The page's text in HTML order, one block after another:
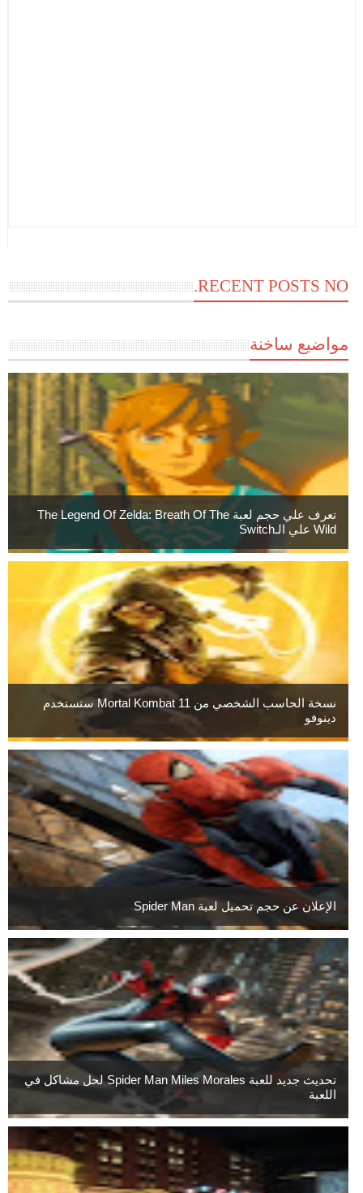
RECENT POSTS NO.
مواضيع ساخنة
تعرف علي حجم لعبة The Legend Of Zelda: Breath Of The
Wild علي الـSwitch
نسخة الحاسب الشخصي من Mortal Kombat 11 ستستخدم
دينوفو
الإعلان عن حجم تحميل لعبة Spider Man
تحديث جديد للعبة Spider Man Miles Morales لحل مشاكل في
اللعبة